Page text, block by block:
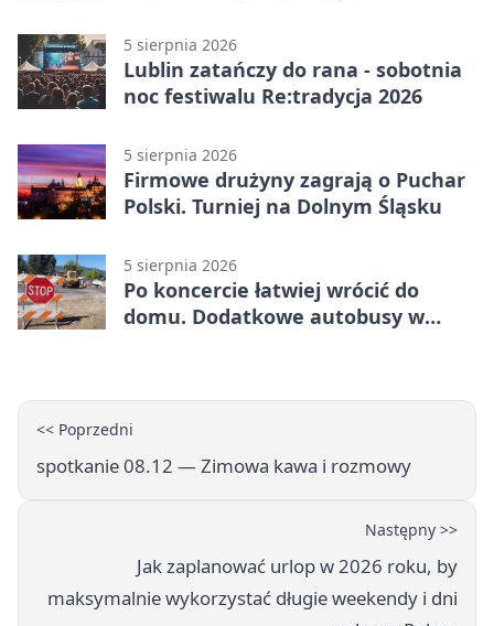
5 sierpnia 2026
Lublin zatańczy do rana - sobotnia
noc festiwalu Re:tradycja 2026
5 sierpnia 2026
Firmowe drużyny zagrają o Puchar
Polski. Turniej na Dolnym Śląsku
5 sierpnia 2026
Po koncercie łatwiej wrócić do
domu. Dodatkowe autobusy w
<< Poprzedni
spotkanie 08.12 — Zimowa kawa i rozmowy
Następny >>
Jak zaplanować urlop w 2026 roku, by
maksymalnie wykorzystać długie weekendy i dni